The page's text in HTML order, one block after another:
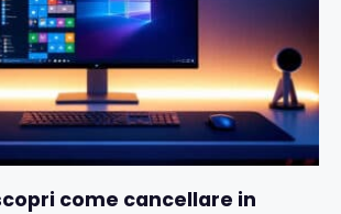
come cancellare in